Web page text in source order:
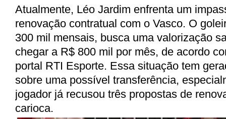
Atualmente, Léo Jardim enfrenta um
renovação contratual com o Vasco. O
300 mil mensais, busca uma valorização
chegar a R$ 800 mil por mês, de acordo
portal RTI Esporte. Essa situação tem
sobre uma possível transferência,
jogador já recusou três propostas de
carioca.